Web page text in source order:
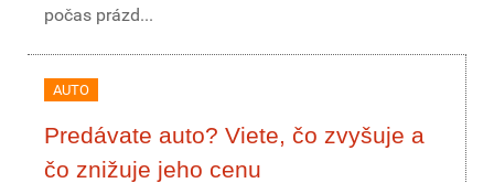
počas prázd...
AUTO
Predávate auto? Viete, čo zvyšuje a
čo znižuje jeho cenu